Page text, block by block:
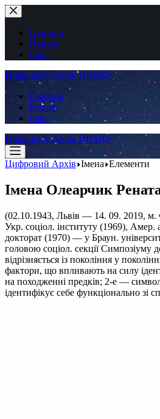
Перейти
до
вмістуГоловна
Пошук
Інфо
Цифровий Архів ННМБУ
Головна
Пошук
Інфо
Цифровий Архів ННМБУ
Цифровий Архів Імена Елементи
Імена Олеарчик
(02.10.1943, Львів — 14. 09. 2019,
Укр. соціол. інституту (1969), Амер.
докторат (1970) — у Браун.
головою соціол. секції Симпозіуму
відрізняється із покоління у
фактори, що впливають на силу
на походженні предків; 2-е —
ідентифікує себе функціонально зі